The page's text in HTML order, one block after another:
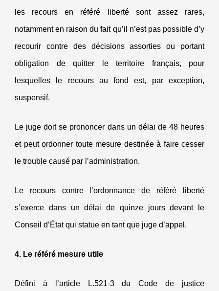
les recours en référé liberté sont assez rares,
notamment en raison du fait qu’il n’est pas possible d’y
recourir contre des décisions assorties ou portant
obligation de quitter le territoire français, pour
lesquelles le recours au fond est, par exception,
suspensif.
Le juge doit se prononcer dans un délai de 48 heures
et peut ordonner toute mesure destinée à faire cesser
le trouble causé par l’administration.
Le recours contre l’ordonnance de référé liberté
s’exerce dans un délai de quinze jours devant le
Conseil d’État qui statue en tant que juge d’appel.
4. Le référé mesure utile
Défini à l’article L.521-3 du Code de justice